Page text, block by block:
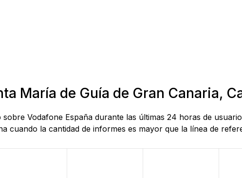
María de Guía de Gran Canaria,
Vodafone España durante las últimas 24 horas de
cuando la cantidad de informes es mayor que la línea de